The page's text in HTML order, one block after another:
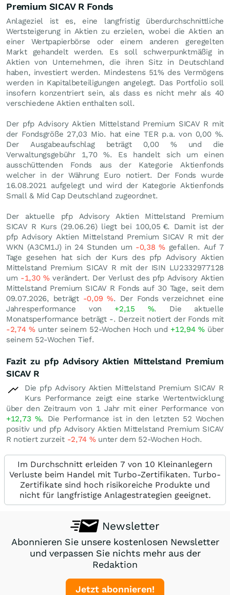
Premium SICAV R Fonds
Anlageziel ist es, eine langfristig überdurchschnittliche
Wertsteigerung in Aktien zu erzielen, wobei die Aktien an
einer Wertpapierbörse oder einem anderen geregelten
Markt gehandelt werden. Es soll schwerpunktmäßig in
Aktien von Unternehmen, die ihren Sitz in Deutschland
haben, investiert werden. Mindestens 51% des Vermögens
werden in Kapitalbeteiligungen angelegt. Das Portfolio soll
insofern konzentriert sein, als dass es nicht mehr als 40
verschiedene Aktien enthalten soll.
Der pfp Advisory Aktien Mittelstand Premium SICAV R mit
der Fondsgröße 27,03 Mio. hat eine TER p.a. von 0,00 %.
Der Ausgabeaufschlag beträgt 0,00 % und die
Verwaltungsgebühr 1,70 %. Es handelt sich um einen
ausschüttenden Fonds aus der Kategorie Aktienfonds
welcher in der Währung Euro notiert. Der Fonds wurde
16.08.2021 aufgelegt und wird der Kategorie Aktienfonds
Small & Mid Cap Deutschland zugeordnet.
Der aktuelle pfp Advisory Aktien Mittelstand Premium
SICAV R Kurs (29.06.26) liegt bei 100,05 €. Damit ist der
pfp Advisory Aktien Mittelstand Premium SICAV R mit der
WKN (A3CM1J) in 24 Stunden um -0,38%gefallen. Auf 7
Tage gesehen hat sich der Kurs des pfp Advisory Aktien
Mittelstand Premium SICAV R mit der ISIN LU2332977128
um -1,30%verändert. Der Verlust des pfp Advisory Aktien
Mittelstand Premium SICAV R Fonds auf 30 Tage, seit dem
09.07.2026, beträgt -0,09%. Der Fonds verzeichnet eine
Jahresperformance von +2,15 %. Die aktuelle
Monatsperformance beträgt -. Derzeit notiert der Fonds mit
-2,74%unter seinem 52-Wochen Hoch und +12,94 %über
seinem 52-Wochen Tief.
Fazit zu pfp Advisory Aktien Mittelstand Premium
SICAV R
Die pfp Advisory Aktien Mittelstand Premium SICAV R
Kurs Performance zeigt eine starke Wertentwicklung
über den Zeitraum von 1 Jahr mit einer Performance von
+12,73 %. Die Performance ist in den letzten 52 Wochen
positiv und pfp Advisory Aktien Mittelstand Premium SICAV
R notiert zurzeit -2,74 %unter dem 52-Wochen Hoch.
Im Durchschnitt erleiden 7 von 10 Kleinanlegern
Verluste beim Handel mit Turbo-Zertifikaten. Turbo-
Zertifikate sind hoch risikoreiche Produkte und
nicht für langfristige Anlagestrategien geeignet.
Newsletter
Abonnieren Sie unsere kostenlosen Newsletter
und verpassen Sie nichts mehr aus der
Redaktion
Jetzt abonnieren!